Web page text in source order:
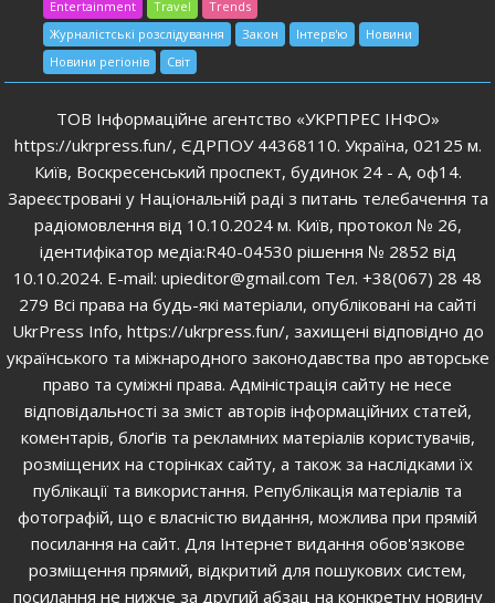
Entertainment Travel
Trends
Журналістські розслідування
Закон Інтерв'ю
Новини
Новини регіонів
Світ
ТОВ Інформаційне агентство «УКРПРЕС ІНФО»
https://ukrpress.fun/, ЄДРПОУ 44368110. Україна, 02125 м.
Київ, Воскресенський проспект, будинок 24 - А, оф14.
Зареєстровані у Національній раді з питань телебачення та
радіомовлення від 10.10.2024 м. Київ, протокол № 26,
ідентифікатор медіа:R40-04530 рішення № 2852 від
10.10.2024. E-mail: upieditor@gmail.com Тел. +38(067) 28 48
279 Всі права на будь-які матеріали, опубліковані на сайті
UkrPress Info, https://ukrpress.fun/, захищені відповідно до
українського та міжнародного законодавства про авторське
право та суміжні права. Адміністрація сайту не несе
відповідальності за зміст авторів інформаційних статей,
коментарів, блоґів та рекламних матеріалів користувачів,
розміщених на сторінках сайту, а також за наслідками їх
публікації та використання. Републікація матеріалів та
фотографій, що є власністю видання, можлива при прямій
посилання на сайт. Для Інтернет видання обов'язкове
розміщення прямий, відкритий для пошукових систем,
посилання не нижче за другий абзац на конкретну новину